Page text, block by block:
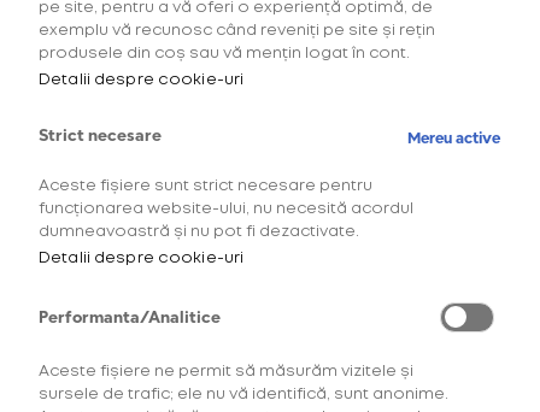
Include un cablu de incărcare cu USB-C si USB-
A
Accesorii potrivite pentru
dispozitivul tău
personalizează-ți experiența glo™.
pe site, pentru a vă oferi o experiență optimă, de
exemplu vă recunosc când reveniți pe site și rețin
produsele din coș sau vă mențin logat în cont.
Detalii despre cookie-uri
Strict necesare Mereu active
Aceste fișiere sunt strict necesare pentru
funcționarea website-ului, nu necesită acordul
dumneavoastră și nu pot fi dezactivate.
Detalii despre cookie-uri
Performanta/Analitice
Aceste fișiere ne permit să măsurăm vizitele și
sursele de trafic; ele nu vă identifică, sunt anonime.